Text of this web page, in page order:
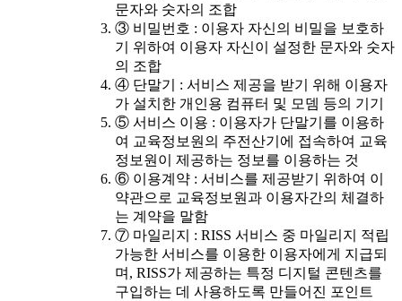
문자와 숫자의 조합
③ 비밀번호 : 이용자 자신의 비밀을 보호하
기 위하여 이용자 자신이 설정한 문자와 숫자
의 조합
④ 단말기 : 서비스 제공을 받기 위해 이용자
가 설치한 개인용 컴퓨터 및 모뎀 등의 기기
⑤ 서비스 이용 : 이용자가 단말기를 이용하
여 교육정보원의 주전산기에 접속하여 교육
정보원이 제공하는 정보를 이용하는 것
⑥ 이용계약 : 서비스를 제공받기 위하여 이
약관으로 교육정보원과 이용자간의 체결하
는 계약을 말함
⑦ 마일리지 : RISS 서비스 중 마일리지 적립
가능한 서비스를 이용한 이용자에게 지급되
며, RISS가 제공하는 특정 디지털 콘텐츠를
구입하는 데 사용하도록 만들어진 포인트